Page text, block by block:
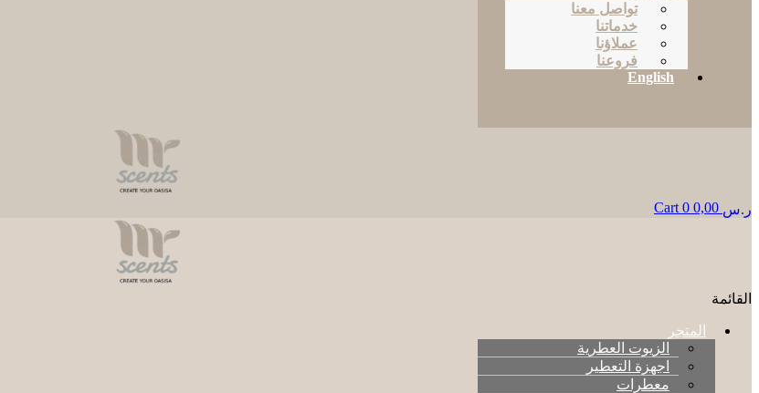
تواصل معنا
خدماتنا
عملاؤنا
فروعنا
English
ر.س 0
Cart
القائمة
المتجر
الزيوت العطرية
اجهزة التعطير
معطرات